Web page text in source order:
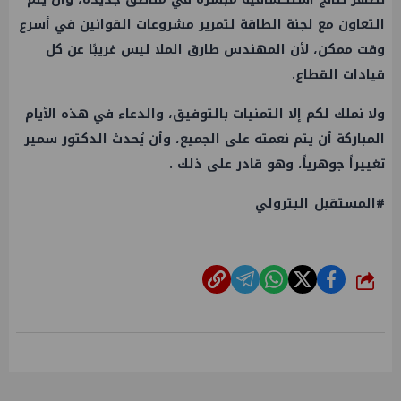
التعاون مع لجنة الطاقة لتمرير مشروعات القوانين في أسرع
وقت ممكن، لأن المهندس طارق الملا ليس غريبًا عن كل
قيادات القطاع.
ولا نملك لكم إلا التمنيات بالتوفيق، والدعاء في هذه الأيام
المباركة أن يتم نعمته على الجميع، وأن يُحدث الدكتور سمير
تغييراً جوهرياً، وهو قادر على ذلك .
#المستقبل_البترولي
شارك